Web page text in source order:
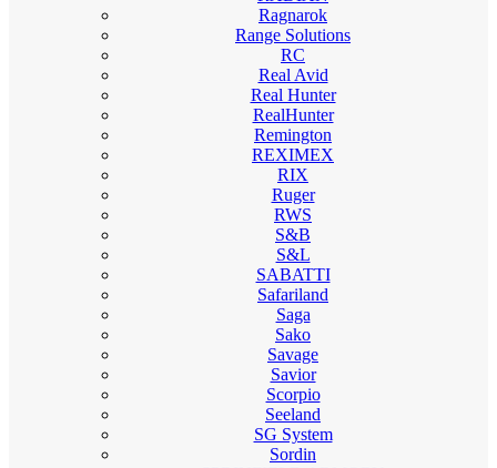
Ragnarok
Range Solutions
RC
Real Avid
Real Hunter
RealHunter
Remington
REXIMEX
RIX
Ruger
RWS
S&B
S&L
SABATTI
Safariland
Saga
Sako
Savage
Savior
Scorpio
Seeland
SG System
Sordin